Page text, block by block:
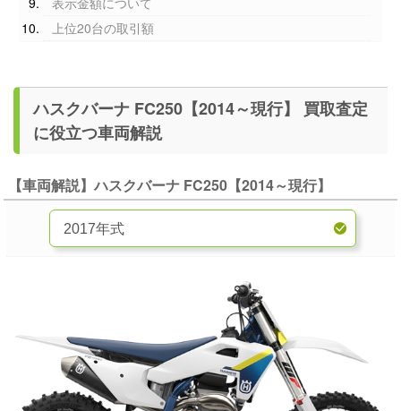
上位20台の取引額
ハスクバーナ FC250【2014～現行】 買取査定
に役立つ車両解説
【車両解説】ハスクバーナ FC250【2014～現行】